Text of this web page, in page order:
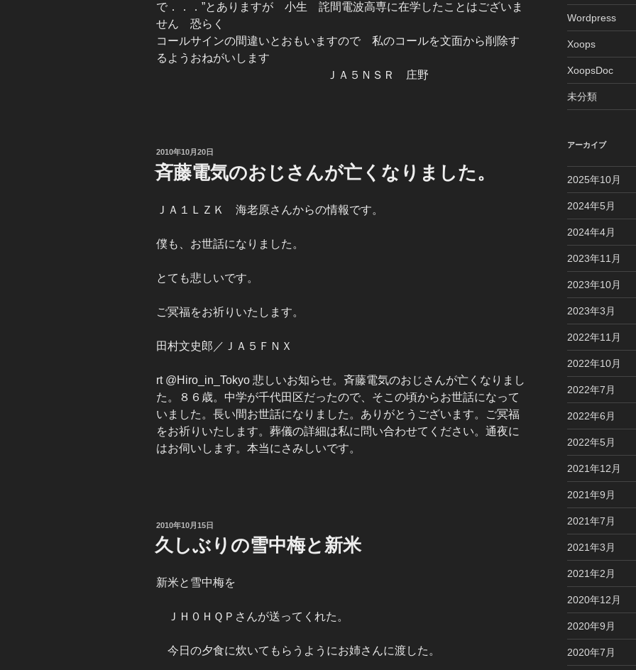
で．．．”とありますが 小生 詫間電波高専に在学したことはございま
せん 恐らく
コールサインの間違いとおもいますので 私のコールを文面から削除す
るようおねがいします
ＪＡ５ＮＳＲ 庄野
投
稿
日:
2010年10月20日
斉藤電気のおじさんが亡くなりました。
ＪＡ１ＬＺＫ 海老原さんからの情報です。
僕も、お世話になりました。
とても悲しいです。
ご冥福をお祈りいたします。
田村文史郎／ＪＡ５ＦＮＸ
rt @Hiro_in_Tokyo 悲しいお知らせ。斉藤電気のおじさんが亡くなりまし
た。８６歳。中学が千代田区だったので、そこの頃からお世話になって
いました。長い間お世話になりました。ありがとうございます。ご冥福
をお祈りいたします。葬儀の詳細は私に問い合わせてください。通夜に
はお伺いします。本当にさみしいです。
投
稿
日:
2010年10月15日
久しぶりの雪中梅と新米
新米と雪中梅を
ＪＨ０ＨＱＰさんが送ってくれた。
今日の夕食に炊いてもらうようにお姉さんに渡した。
Wordpress
Xoops
XoopsDoc
未分類
アーカイブ
2025年10月
2024年5月
2024年4月
2023年11月
2023年10月
2023年3月
2022年11月
2022年10月
2022年7月
2022年6月
2022年5月
2021年12月
2021年9月
2021年7月
2021年3月
2021年2月
2020年12月
2020年9月
2020年7月